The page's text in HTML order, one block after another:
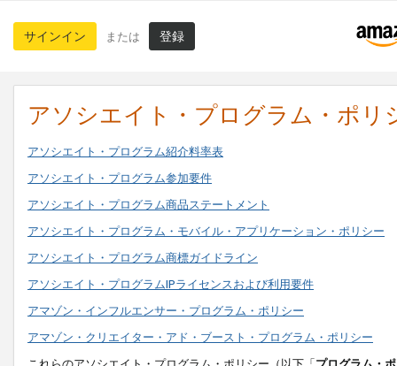
サインイン または 登録
アソシエイト・プログラム・ポリ
アソシエイト・プログラム紹介料率表
アソシエイト・プログラム参加要件
アソシエイト・プログラム商品ステートメント
アソシエイト・プログラム・モバイル・アプリケーション・ポリシー
アソシエイト・プログラム商標ガイドライン
アソシエイト・プログラムIPライセンスおよび利用要件
アマゾン・インフルエンサー・プログラム・ポリシー
アマゾン・クリエイター・アド・ブースト・プログラム・ポリシー